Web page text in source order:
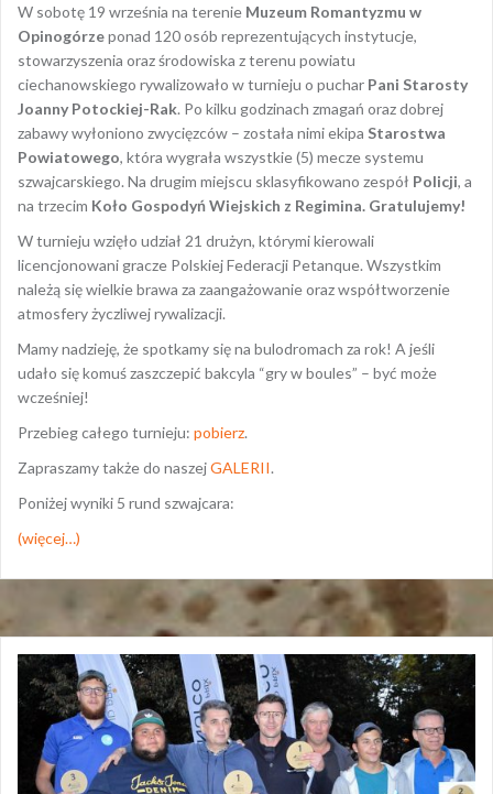
W sobotę 19 września na terenie Muzeum Romantyzmu w
Opinogórzeponad 120 osób reprezentujących instytucje,
stowarzyszenia oraz środowiska z terenu powiatu
ciechanowskiego rywalizowało w turnieju o puchar Pani Starosty
Joanny Potockiej-Rak. Po kilku godzinach zmagań oraz dobrej
zabawy wyłoniono zwycięzców – została nimi ekipa Starostwa
Powiatowego, która wygrała wszystkie (5) mecze systemu
szwajcarskiego. Na drugim miejscu sklasyfikowano zespół Policji, a
na trzecim Koło Gospodyń Wiejskich z Regimina. Gratulujemy!
W turnieju wzięło udział 21 drużyn, którymi kierowali
licencjonowani gracze Polskiej Federacji Petanque. Wszystkim
należą się wielkie brawa za zaangażowanie oraz współtworzenie
atmosfery życzliwej rywalizacji.
Mamy nadzieję, że spotkamy się na bulodromach za rok! A jeśli
udało się komuś zaszczepić bakcyla “gry w boules” – być może
wcześniej!
Przebieg całego turnieju: pobierz.
Zapraszamy także do naszejGALERII.
Poniżej wyniki 5 rund szwajcara:
(więcej…)